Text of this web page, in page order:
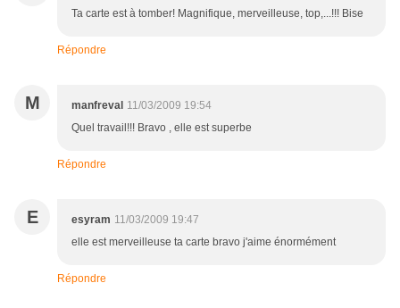
Ta carte est à tomber! Magnifique, merveilleuse, top,...!!! Bise
Répondre
M manfreval 11/03/2009 19:54
Quel travail!!! Bravo , elle est superbe
Répondre
E esyram 11/03/2009 19:47
elle est merveilleuse ta carte bravo j'aime énormément
Répondre